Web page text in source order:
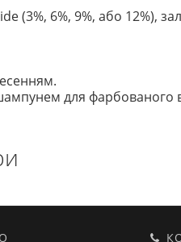
(3%, 6%, 9%, або 12%),
для фарбованого